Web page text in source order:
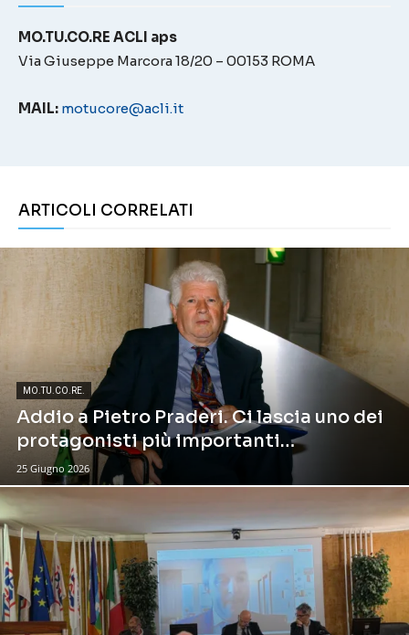
MO.TU.CO.RE ACLI aps
Via Giuseppe Marcora 18/20 – 00153 ROMA
MAIL: motucore@acli.it
ARTICOLI CORRELATI
MO.TU.CO.RE.
Addio a Pietro Praderi. Ci lascia uno dei
protagonisti più importanti
dell’impegno per i diritti delle cittadine
e i cittadini consumatori
25 Giugno 2026